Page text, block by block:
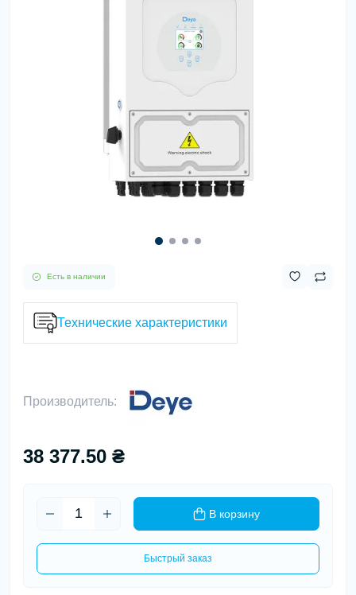
Есть в наличии
Технические характеристики
Производитель:
38 377.50 ₴
В корзину
Быстрый заказ